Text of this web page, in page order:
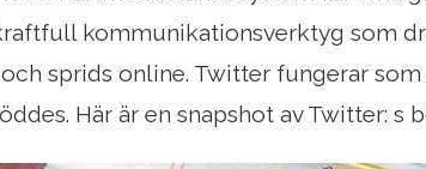
kommunikationsverktyg som
sprids online. Twitter fungerar som
Här är en snapshot av Twitter: s